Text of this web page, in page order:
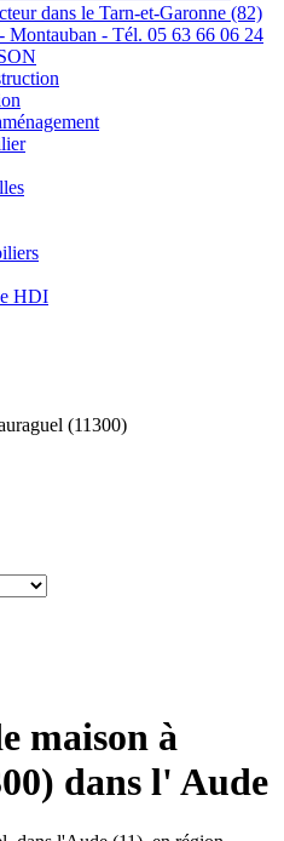
dans le Tarn-et-Garonne (82)
Montauban - Tél. 05 63 66 06 24
HDI
(11300)
maison à
dans l' Aude